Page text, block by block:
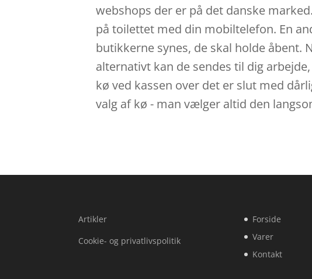
webshops der er på det danske
på toilettet med din mobiltelefon. En
butikkerne synes, de skal holde åbent.
alternativt kan de sendes til dig
kø ved kassen over det er slut med
valg af kø - man vælger altid den
Artikler
Cookie- og privatlivspolitik
Forside
Varer
Kontakt